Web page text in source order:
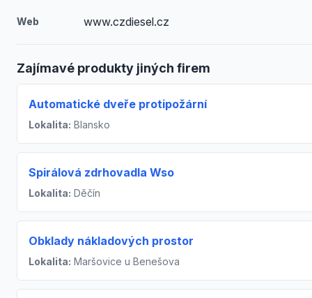
Web www.czdiesel.cz
Zajímavé produkty jiných firem
Automatické dveře protipožární
Lokalita: Blansko
Spirálová zdrhovadla Wso
Lokalita: Děčín
Obklady nákladových prostor
Lokalita: Maršovice u Benešova